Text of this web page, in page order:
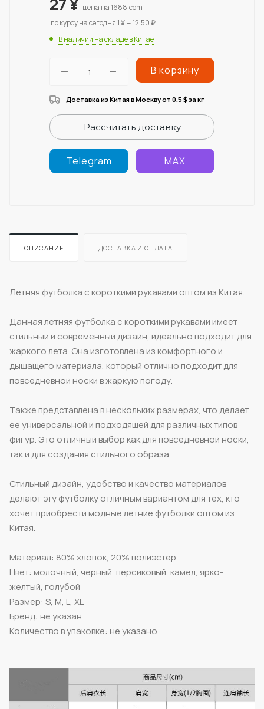
27¥ цена на 1688.com
по курсу на сегодня 1 ¥ = 12.50 ₽
В наличии на складе в Китае
В корзину
Доставка из Китая в Москву от 0.5 $за кг
Рассчитать доставку
Telegram MAX
ОПИСАНИЕ ДОСТАВКА И ОПЛАТА
Летняя футболка с короткими рукавами оптом из Китая.
Данная летняя футболка с короткими рукавами имеет
стильный и современный дизайн, идеально подходит для
жаркого лета. Она изготовлена из комфортного и
дышащего материала, который отлично подходит для
повседневной носки в жаркую погоду.
Также представлена в нескольких размерах, что делает
ее универсальной и подходящей для различных типов
фигур. Это отличный выбор как для повседневной носки,
так и для создания стильного образа.
Стильный дизайн, удобство и качество материалов
делают эту футболку отличным вариантом для тех, кто
хочет приобрести модные летние футболки оптом из
Китая.
Материал: 80% хлопок, 20% полиэстер
Цвет: молочный, черный, персиковый, камел, ярко-
желтый, голубой
Размер: S, M, L, XL
Бренд: не указан
Количество в упаковке: не указано